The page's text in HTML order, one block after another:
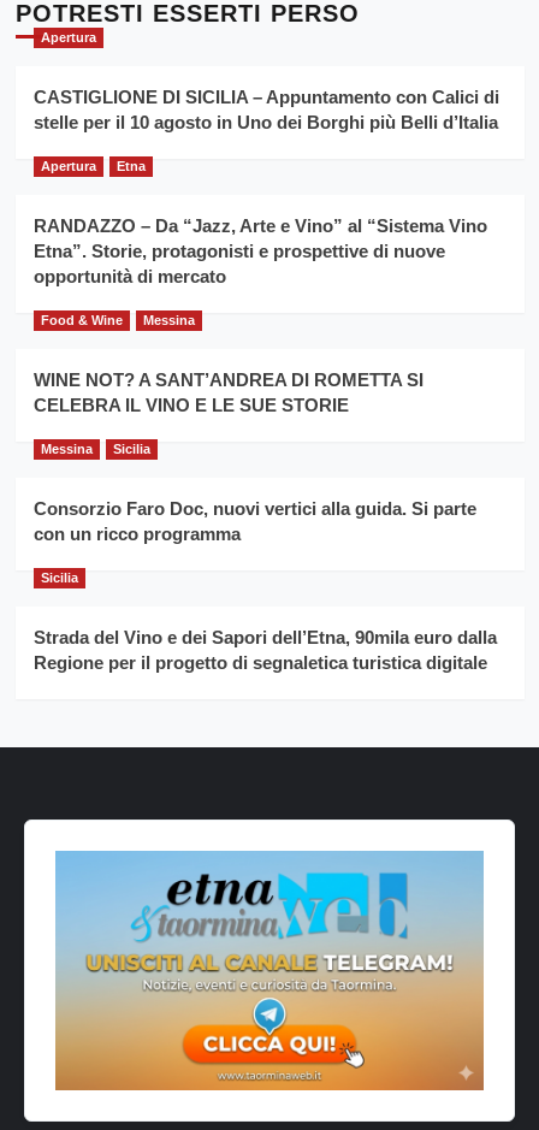
evento
la
filiera
grano
Cronoscalata
per
il
anno
Franco
Caruso
POTRESTI ESSERTI PERSO
Apertura
CASTIGLIONE DI SICILIA – Appuntamento con Calici di
stelle per il 10 agosto in Uno dei Borghi più Belli d’Italia
Apertura Etna
RANDAZZO – Da “Jazz, Arte e Vino” al “Sistema Vino
Etna”. Storie, protagonisti e prospettive di nuove
opportunità di mercato
Food & Wine Messina
WINE NOT? A SANT’ANDREA DI ROMETTA SI
CELEBRA IL VINO E LE SUE STORIE
Messina Sicilia
Consorzio Faro Doc, nuovi vertici alla guida. Si parte
con un ricco programma
Sicilia
Strada del Vino e dei Sapori dell’Etna, 90mila euro dalla
Regione per il progetto di segnaletica turistica digitale